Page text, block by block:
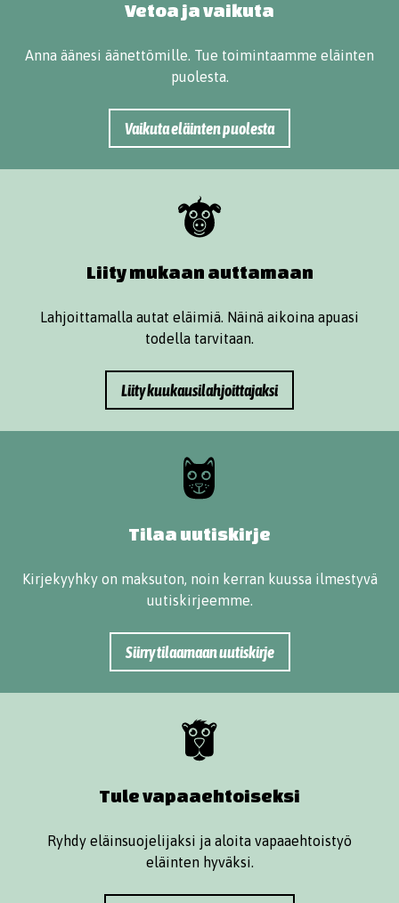
Vetoa ja vaikuta
Anna äänesi äänettömille. Tue toimintaamme eläinten
puolesta.
Vaikuta eläinten puolesta
Liity mukaan auttamaan
Lahjoittamalla autat eläimiä. Näinä aikoina apuasi
todella tarvitaan.
Liity kuukausilahjoittajaksi
Tilaa uutiskirje
Kirjekyyhky on maksuton, noin kerran kuussa ilmestyvä
uutiskirjeemme.
Siirry tilaamaan uutiskirje
Tule vapaaehtoiseksi
Ryhdy eläinsuojelijaksi ja aloita vapaaehtoistyö
eläinten hyväksi.